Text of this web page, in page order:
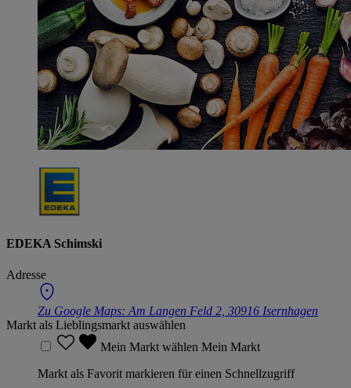
EDEKA Schimski
Adresse
Zu Google Maps: Am Langen Feld 2, 30916 Isernhagen
Markt als Lieblingsmarkt auswählen
Mein Markt wählen Mein Markt
Markt als Favorit markieren für einen Schnellzugriff